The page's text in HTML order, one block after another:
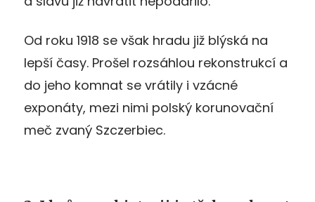
Od roku 1918 se však hradu již blýská na
lepší časy. Prošel rozsáhlou rekonstrukcí a
do jeho komnat se vrátily i vzácné
exponáty, mezi nimi polský korunovační
meč zvaný Szczerbiec.